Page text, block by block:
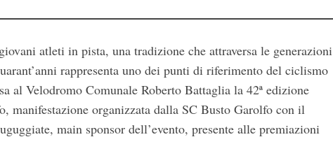
atleti in pista, una tradizione che attraversa le generazioni
rappresenta uno dei punti di riferimento del ciclismo
al Velodromo Comunale Roberto Battaglia la 42ª edizione
manifestazione organizzata dalla SC Busto Garolfo con il
main sponsor dell’evento, presente alle premiazioni